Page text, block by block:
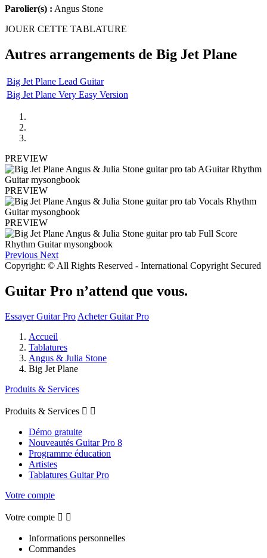
Parolier(s) : Angus Stone
JOUER CETTE TABLATURE
Autres arrangements de Big Jet Plane
Big Jet Plane Lead Guitar
Big Jet Plane Very Easy Version
PREVIEW
PREVIEW
PREVIEW
Previous Next
Copyright: © All Rights Reserved - International Copyright Secured
Guitar Pro n’attend que vous.
Essayer Guitar Pro Acheter Guitar Pro
Accueil
Tablatures
Angus & Julia Stone
Big Jet Plane
Produits & Services
Produits & Services  
Démo gratuite
Nouveautés Guitar Pro 8
Programme éducation
Artistes
Tablatures Guitar Pro
Votre compte
Votre compte  
Informations personnelles
Commandes